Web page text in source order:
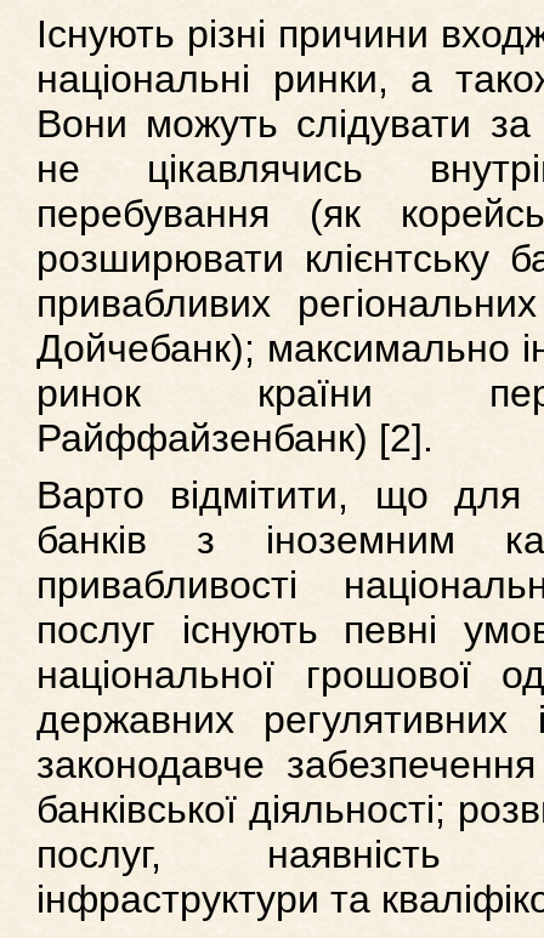
Існують різні причини
національні ринки, а
Вони можуть слідувати за
не цікавлячись
перебування (як
розширювати клієнтську
привабливих
Дойчебанк); максимально
ринок країни
Райффайзенбанк) [2].
Варто відмітити, що для
банків з іноземним
привабливості
послуг існують певні
національної грошової
державних регулятивних
законодавче
банківської діяльності;
послуг, наявність
інфраструктури та